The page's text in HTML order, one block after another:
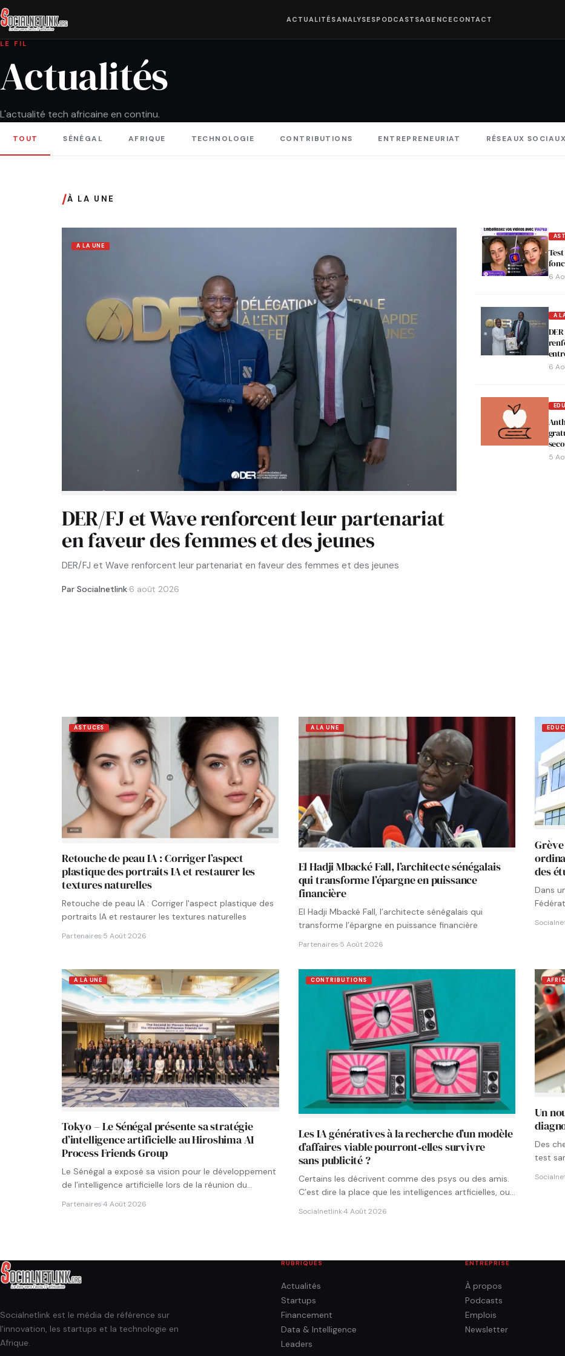
ACTUALITÉSANALYSESPODCASTSAGENCE CONTACT
LE FIL
Actualités
L'actualité tech africaine en continu.
TOUT SÉNÉGAL AFRIQUE TECHNOLOGIE CONTRIBUTIONS ENTREPRENEURIAT RÉSEAUX SOCIAUX
/À LA UNE
A LA UNE
DER/FJ et Wave renforcent leur partenariat
en faveur des femmes et des jeunes
DER/FJ et Wave renforcent leur partenariat en faveur des femmes et des jeunes
Par Socialnetlink·6 août 2026
6
A
6
5
ASTUCES
Retouche de peau IA : Corriger l’aspect
plastique des portraits IA et restaurer les
textures naturelles
Retouche de peau IA : Corriger l'aspect plastique des
portraits IA et restaurer les textures naturelles
Partenaires·5 Août 2026
A LA UNE
El Hadji Mbacké Fall, l’architecte sénégalais
qui transforme l’épargne en puissance
financière
El Hadji Mbacké Fall, l’architecte sénégalais qui
transforme l’épargne en puissance financière
Partenaires·5 Août 2026
des
Dans
A LA UNE
Tokyo – Le Sénégal présente sa stratégie
d’intelligence artificielle au Hiroshima AI
Process Friends Group
Le Sénégal a exposé sa vision pour le développement
de l’intelligence artificielle lors de la réunion du
Partenaires·4 Août 2026
CONTRIBUTIONS
Les IA génératives à la recherche d’un modèle
d’affaires viable pourront‑elles survivre
sans publicité ?
Certains les décrivent comme des psys ou des amis.
C’est dire la place que les intelligences artficielles, ou…
Socialnetlink·4 Août 2026
Un
Des
test
Socialnetlink est le média de référence sur
l'innovation, les startups et la technologie en
Afrique.
RUBRIQUES
Actualités
Startups
Financement
Data & Intelligence
Leaders
ENTREPRISE
À propos
Podcasts
Emplois
Newsletter